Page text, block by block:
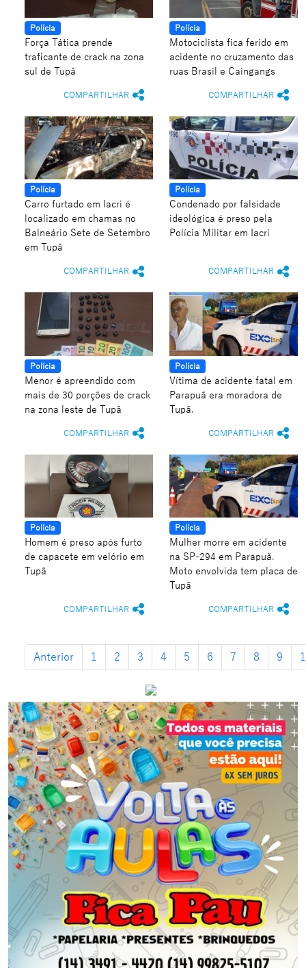
Polícia
Força Tática prende
traficante de crack na zona
sul de Tupã
COMPARTILHAR
Polícia
Motociclista fica ferido em
acidente no cruzamento das
ruas Brasil e Caingangs
COMPARTILHAR
Polícia
Carro furtado em Iacri é
localizado em chamas no
Balneário Sete de Setembro
em Tupã
COMPARTILHAR
Polícia
Condenado por falsidade
ideológica é preso pela
Polícia Militar em Iacri
COMPARTILHAR
Polícia
Menor é apreendido com
mais de 30 porções de crack
na zona leste de Tupã
COMPARTILHAR
Polícia
Vítima de acidente fatal em
Parapuã era moradora de
Tupã.
COMPARTILHAR
Polícia
Homem é preso após furto
de capacete em velório em
Tupã
COMPARTILHAR
Polícia
Mulher morre em acidente
na SP-294 em Parapuã.
Moto envolvida tem placa de
Tupã
COMPARTILHAR
Anterior 1 2 3 4 5 6 7 8 9